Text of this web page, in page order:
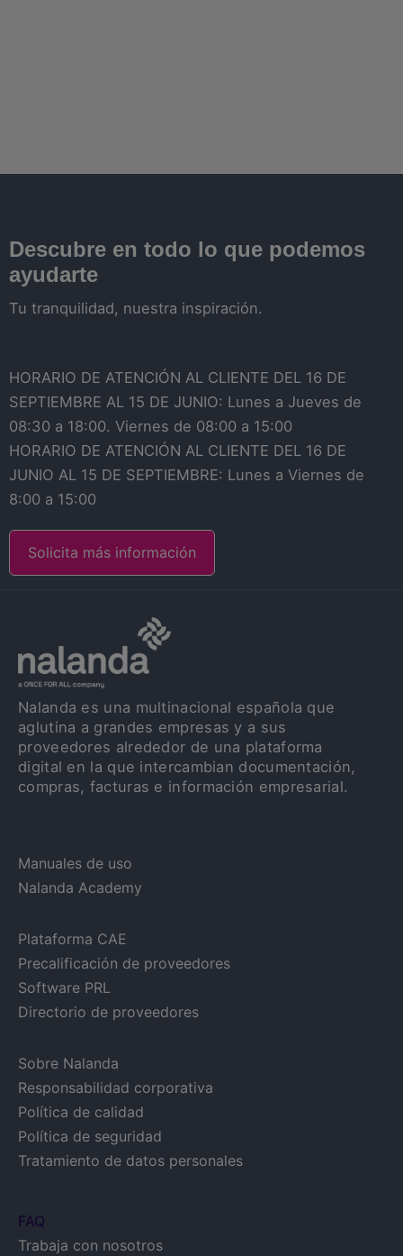
Descubre en todo lo que podemos
ayudarte
Tu tranquilidad, nuestra inspiración.
HORARIO DE ATENCIÓN AL CLIENTE DEL 16 DE
SEPTIEMBRE AL 15 DE JUNIO: Lunes a Jueves de
08:30 a 18:00. Viernes de 08:00 a 15:00
HORARIO DE ATENCIÓN AL CLIENTE DEL 16 DE
JUNIO AL 15 DE SEPTIEMBRE: Lunes a Viernes de
8:00 a 15:00
Solicita más información
Nalanda es una multinacional española que
aglutina a grandes empresas y a sus
proveedores alrededor de una plataforma
digital en la que intercambian documentación,
compras, facturas e información empresarial.
Manuales de uso
Nalanda Academy
Plataforma CAE
Precalificación de proveedores
Software PRL
Directorio de proveedores
Sobre Nalanda
Responsabilidad corporativa
Política de calidad
Política de seguridad
Tratamiento de datos personales
FAQ
Trabaja con nosotros